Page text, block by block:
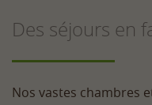
Des séjours en
Nos vastes chambres